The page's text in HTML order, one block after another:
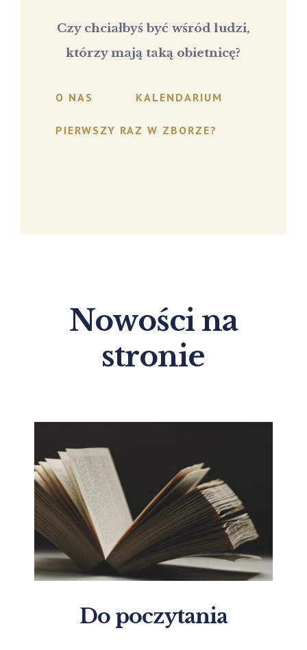
Czy chciałbyś być wśród ludzi,
którzy mają taką obietnicę?
O NAS KALENDARIUM
PIERWSZY RAZ W ZBORZE?
Nowości na
stronie
Do poczytania